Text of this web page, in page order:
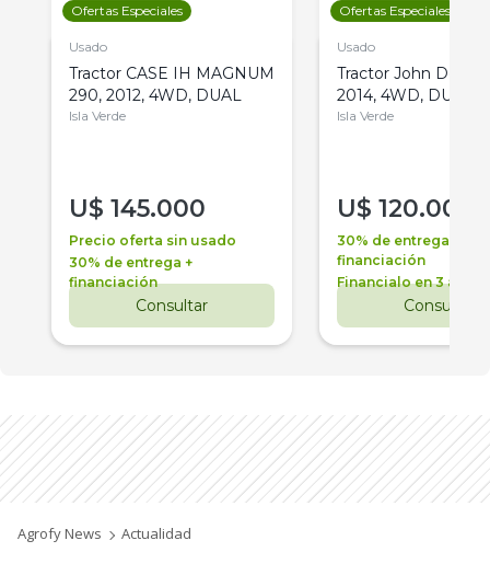
Ofertas Especiales
Usado
Tractor CASE IH MAGNUM
290, 2012, 4WD, DUAL
Isla Verde
U$ 145.000
Precio oferta sin usado
30% de entrega +
financiación
Consultar
Ofertas Especiales
Usado
Tractor John Deere
2014, 4WD, DUAL
Isla Verde
U$ 120.000
30% de entrega +
financiación
Financialo en 3 años
Consultar
Agrofy News Actualidad